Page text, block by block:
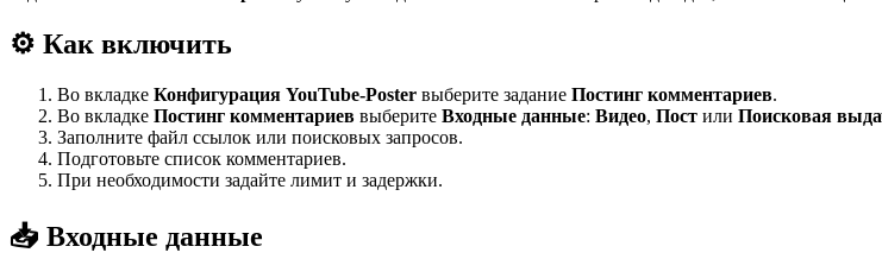
⚙️ Как включить
Во вкладке Конфигурация YouTube-Poster выберите задание Постинг комментариев.
Во вкладке Постинг комментариев выберите Входные данные: Видео, Пост или Поисковая
Заполните файл ссылок или поисковых запросов.
Подготовьте список комментариев.
При необходимости задайте лимит и задержки.
📥 Входные данные